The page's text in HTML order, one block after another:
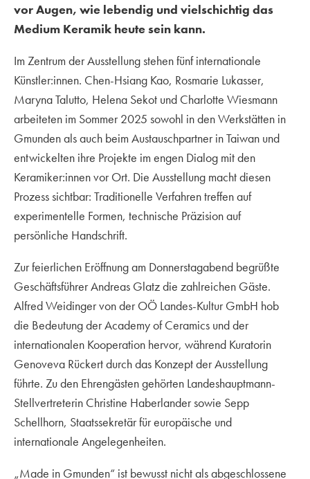
vor Augen, wie lebendig und vielschichtig das
Medium Keramik heute sein kann.
Im Zentrum der Ausstellung stehen fünf internationale
Künstler:innen. Chen-Hsiang Kao, Rosmarie Lukasser,
Maryna Talutto, Helena Sekot und Charlotte Wiesmann
arbeiteten im Sommer 2025 sowohl in den Werkstätten in
Gmunden als auch beim Austauschpartner in Taiwan und
entwickelten ihre Projekte im engen Dialog mit den
Keramiker:innen vor Ort. Die Ausstellung macht diesen
Prozess sichtbar: Traditionelle Verfahren treffen auf
experimentelle Formen, technische Präzision auf
persönliche Handschrift.
Zur feierlichen Eröffnung am Donnerstagabend begrüßte
Geschäftsführer Andreas Glatz die zahlreichen Gäste.
Alfred Weidinger von der OÖ Landes-Kultur GmbH hob
die Bedeutung der Academy of Ceramics und der
internationalen Kooperation hervor, während Kuratorin
Genoveva Rückert durch das Konzept der Ausstellung
führte. Zu den Ehrengästen gehörten Landeshauptmann-
Stellvertreterin Christine Haberlander sowie Sepp
Schellhorn, Staatssekretär für europäische und
internationale Angelegenheiten.
„Made in Gmunden“ ist bewusst nicht als abgeschlossene